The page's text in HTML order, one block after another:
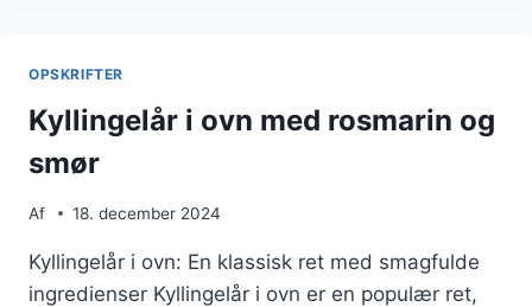
OPSKRIFTER
Kyllingelår i ovn med rosmarin og
smør
Af 18. december 2024
Kyllingelår i ovn: En klassisk ret med smagfulde
ingredienser Kyllingelår i ovn er en populær ret,